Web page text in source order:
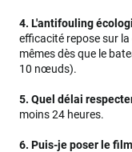
4. L'antifouling
efficacité repose sur
mêmes dès que le
10 nœuds).
5. Quel délai
moins 24 heures.
6. Puis-je poser le